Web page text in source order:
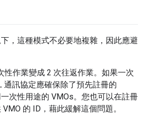
，這種模式不必要地複雜，因此應避
性作業變成 2 次往返作業。如果一次
通訊協定應確保除了預先註冊的
次性用途的 VMOs。您也可以在註冊
的 ID，藉此緩解這個問題。